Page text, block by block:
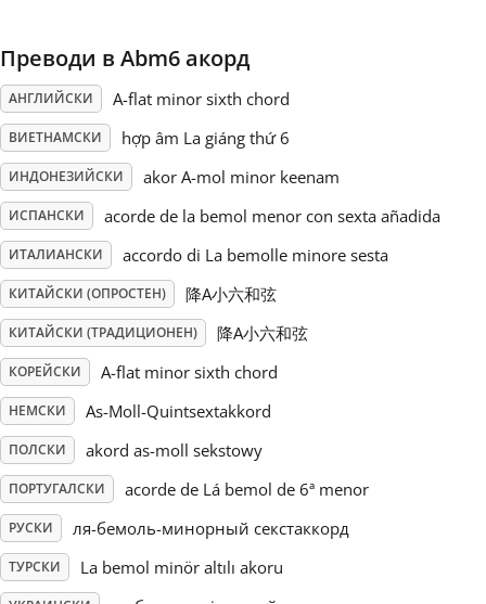
Português
Русский
Svenska
Tiếng Việt
Türkçe
简体中文
繁體中文
Преводи в Abm6 акорд
АНГЛИЙСКИ A-flat minor sixth chord
ВИЕТНАМСКИ hợp âm La giáng thứ 6
ИНДОНЕЗИЙСКИ akor A-mol minor keenam
ИСПАНСКИ acorde de la bemol menor con sexta añadida
ИТАЛИАНСКИ accordo di La bemolle minore sesta
КИТАЙСКИ (ОПРОСТЕН) 降A小六和弦
КИТАЙСКИ (ТРАДИЦИОНЕН) 降A小六和弦
КОРЕЙСКИ A-flat minor sixth chord
НЕМСКИ As-Moll-Quintsextakkord
ПОЛСКИ akord as-moll sekstowy
ПОРТУГАЛСКИ acorde de Lá bemol de 6ª menor
РУСКИ ля-бемоль-минорный секстаккорд
ТУРСКИ La bemol minör altılı akoru